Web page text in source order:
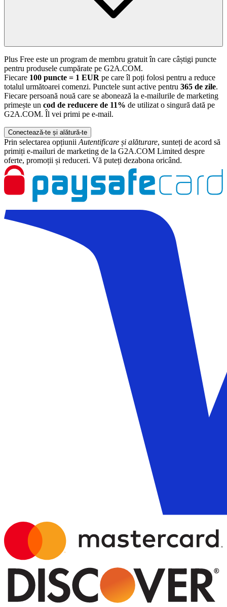
Plus Free este un program de membru gratuit în care câștigi puncte
pentru produsele cumpărate pe G2A.COM.
Fiecare 100 puncte = 1 EUR pe care îl poți folosi pentru a reduce
totalul următoarei comenzi. Punctele sunt active pentru 365 de zile.
Fiecare persoană nouă care se abonează la e-mailurile de marketing
primește un cod de reducere de 11% de utilizat o singură dată pe
G2A.COM. Îl vei primi pe e-mail.
Conectează-te și alătură-te
Prin selectarea opțiunii Autentificare și alăturare, sunteți de acord să
primiți e-mailuri de marketing de la G2A.COM Limited despre
oferte, promoții și reduceri. Vă puteți dezabona oricând.